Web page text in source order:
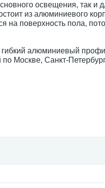
освещения, так и
из алюминиевого
на поверхность пола,
алюминиевый
Москве, Санкт-